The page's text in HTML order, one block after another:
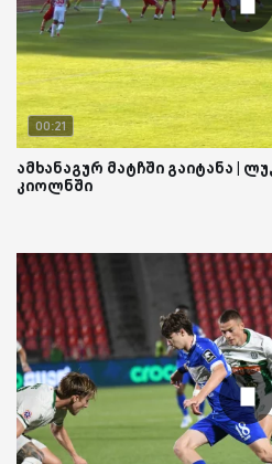
00:21
ამხანაგურ მატჩში გაიტანა |
კიოლნში